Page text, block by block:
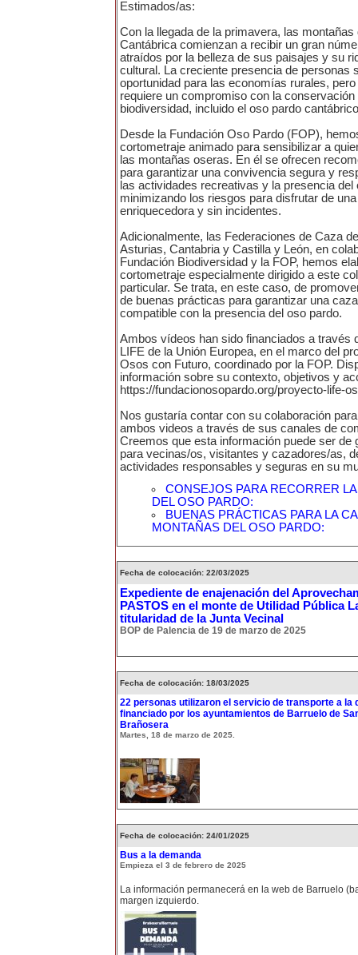
Estimados/as:
Con la llegada de la primavera, las montañas
Cantábrica comienzan a recibir un gran
atraídos por la belleza de sus paisajes y su
cultural. La creciente presencia de personas
oportunidad para las economías rurales,
requiere un compromiso con la conservación
biodiversidad, incluido el oso pardo
Desde la Fundación Oso Pardo (FOP),
cortometraje animado para sensibilizar a
las montañas oseras. En él se ofrecen
para garantizar una convivencia segura y
las actividades recreativas y la presencia del
minimizando los riesgos para disfrutar de
enriquecedora y sin incidentes.
Adicionalmente, las Federaciones de Caza
Asturias, Cantabria y Castilla y León, en
Fundación Biodiversidad y la FOP, hemos
cortometraje especialmente dirigido a este
particular. Se trata, en este caso, de
de buenas prácticas para garantizar una
compatible con la presencia del oso pardo.
Ambos vídeos han sido financiados a través
LIFE de la Unión Europea, en el marco del
Osos con Futuro, coordinado por la FOP.
información sobre su contexto, objetivos y
https://fundacionosopardo.org/proyecto-life-
Nos gustaría contar con su colaboración
ambos videos a través de sus canales de
Creemos que esta información puede ser de
para vecinas/os, visitantes y cazadores/as,
actividades responsables y seguras en su
CONSEJOS PARA RECORRER
DEL OSO PARDO:
BUENAS PRÁCTICAS PARA LA
MONTAÑAS DEL OSO PARDO:
Fecha de colocación: 22/03/2025
Expediente de enajenación del
PASTOS en el monte de Utilidad Pública
titularidad de la Junta Vecinal
BOP de Palencia de 19 de marzo de 2025
Fecha de colocación: 18/03/2025
22 personas utilizaron el servicio de transporte a la
financiado por los ayuntamientos de Barruelo de
Brañosera
Martes, 18 de marzo de 2025.
Fecha de colocación: 24/01/2025
Bus a la demanda
Empieza el 3 de febrero de 2025
La información permanecerá en la web de Barruelo
margen izquierdo.